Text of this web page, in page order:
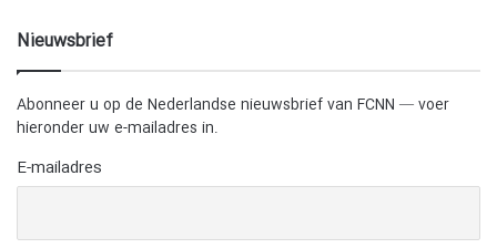
Nieuwsbrief
Abonneer u op de Nederlandse nieuwsbrief van FCNN — voer
hieronder uw e-mailadres in.
E-mailadres